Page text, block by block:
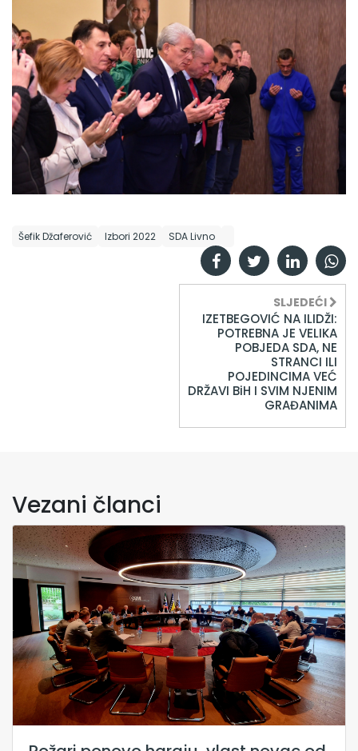
Šefik Džaferović Izbori 2022 SDA Livno
SLJEDEĆI
IZETBEGOVIĆ NA ILIDŽI:
POTREBNA JE VELIKA
POBJEDA SDA, NE
STRANCI ILI
POJEDINCIMA VEĆ
DRŽAVI BiH I SVIM NJENIM
GRAĐANIMA
Vezani članci